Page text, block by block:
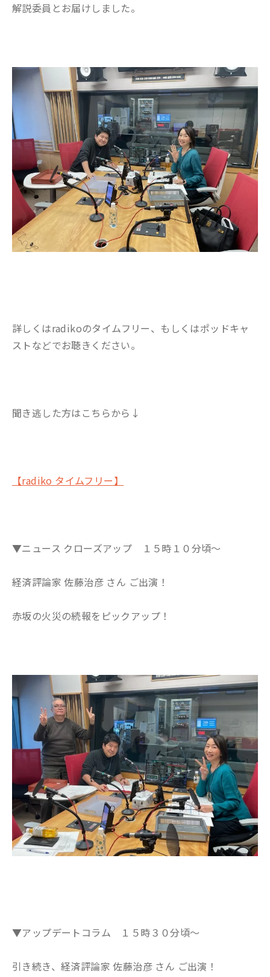
解説委員とお届けしました。
詳しくはradikoのタイムフリー、もしくはポッドキャ
ストなどでお聴きください。
聞き逃した方はこちらから↓
【radiko タイムフリー】
▼ニュース クローズアップ １５時１０分頃～
経済評論家 佐藤治彦 さん ご出演！
赤坂の火災の続報をピックアップ！
▼アップデートコラム １５時３０分頃～
引き続き、経済評論家 佐藤治彦 さん ご出演！